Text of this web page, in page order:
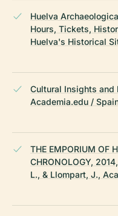
Huelva
Hours, Tickets,
Huelva's Historical
Cultural Insights and
Academia.edu /
THE EMPORIUM OF
CHRONOLOGY,
L., & Llompart, J.,